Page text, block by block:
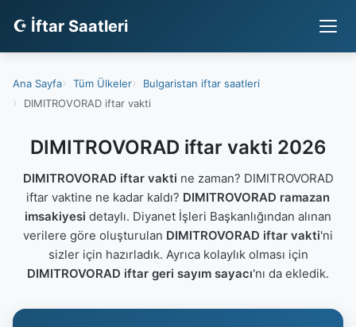
☪ İftar Saatleri
Ana Sayfa Tüm Ülkeler
Bulgaristan iftar saatleri
DIMITROVORAD iftar vakti
DIMITROVORAD iftar vakti 2026
DIMITROVORAD iftar vakti ne zaman? DIMITROVORAD
iftar vaktine ne kadar kaldı? DIMITROVORAD ramazan
imsakiyesi detaylı. Diyanet İşleri Başkanlığından alınan
verilere göre oluşturulan DIMITROVORAD iftar vakti'ni
sizler için hazırladık. Ayrıca kolaylık olması için
DIMITROVORAD iftar geri sayım sayacı'nı da ekledik.